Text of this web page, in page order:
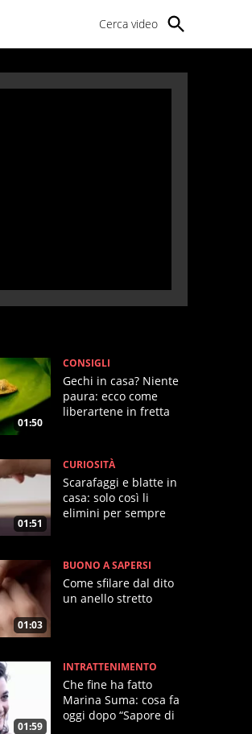
Cerca video
01:50
CONSIGLI
Gechi in casa? Niente
paura: ecco come
liberartene in fretta
01:51
CURIOSITÀ
Scarafaggi e blatte in
casa: solo così li
elimini per sempre
01:03
BUONO A SAPERSI
Come sfilare dal dito
un anello stretto
01:59
INTRATTENIMENTO
Che fine ha fatto
Marina Suma: cosa fa
oggi dopo “Sapore di